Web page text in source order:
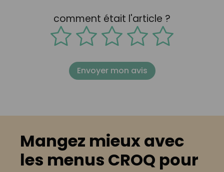
comment était l'article ?
Envoyer mon avis
Mangez mieux avec
les menus CROQ pour